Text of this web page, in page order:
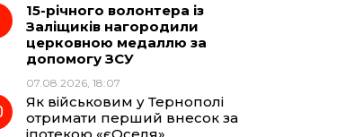
15-річного волонтера із
Заліщиків нагородили
церковною медаллю за
допомогу ЗСУ
07.08.2026, 18:07
Як військовим у Тернополі
отримати перший внесок за